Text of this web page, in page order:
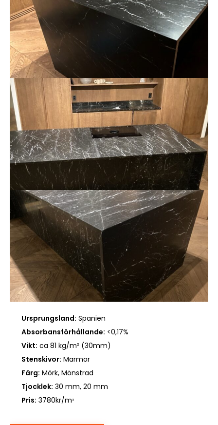
Ursprungsland: Spanien
Absorbansförhållande: <0,17%
Vikt: ca 81 kg/m² (30mm)
Stenskivor: Marmor
Färg: Mörk, Mönstrad
Tjocklek: 30 mm, 20 mm
Pris: 3780kr/m2